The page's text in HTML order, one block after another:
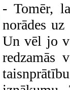
- Tomēr,
norādes
Un vēl jo
redzamās